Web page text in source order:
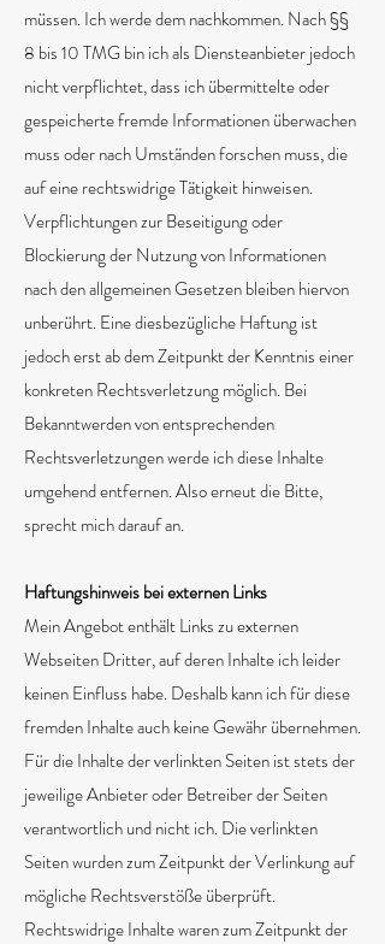
müssen. Ich werde dem nachkommen. Nach §§
8 bis 10 TMG bin ich als Diensteanbieter jedoch
nicht verpflichtet, dass ich übermittelte oder
gespeicherte fremde Informationen überwachen
muss oder nach Umständen forschen muss, die
auf eine rechtswidrige Tätigkeit hinweisen.
Verpflichtungen zur Beseitigung oder
Blockierung der Nutzung von Informationen
nach den allgemeinen Gesetzen bleiben hiervon
unberührt. Eine diesbezügliche Haftung ist
jedoch erst ab dem Zeitpunkt der Kenntnis einer
konkreten Rechtsverletzung möglich. Bei
Bekanntwerden von entsprechenden
Rechtsverletzungen werde ich diese Inhalte
umgehend entfernen. Also erneut die Bitte,
sprecht mich darauf an.
Haftungshinweis bei externen Links
Mein Angebot enthält Links zu externen
Webseiten Dritter, auf deren Inhalte ich leider
keinen Einfluss habe. Deshalb kann ich für diese
fremden Inhalte auch keine Gewähr übernehmen.
Für die Inhalte der verlinkten Seiten ist stets der
jeweilige Anbieter oder Betreiber der Seiten
verantwortlich und nicht ich. Die verlinkten
Seiten wurden zum Zeitpunkt der Verlinkung auf
mögliche Rechtsverstöße überprüft.
Rechtswidrige Inhalte waren zum Zeitpunkt der